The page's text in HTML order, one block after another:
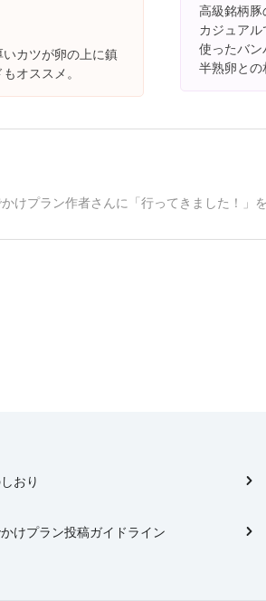
高級銘柄
カジュア
使ったバ
半熟卵との
カツが卵の上に鎮
オススメ。
けプラン作者さんに「行ってきました！」
おり
けプラン投稿ガイドライン